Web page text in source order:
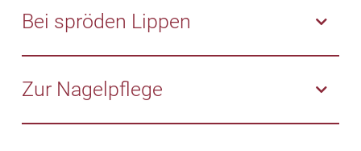
schädlichen Umwelteinflüssen.
feuchtigkeitsspendenden Inhaltsstoffen im Arganöl
und seinen nicht komedogenen Eigenschaften. Die
Schuppenbildung nimmt ab und der Juckreiz lässt
nach.
Bei spröden Lippen
Pflegendes Arganöl erhält die Lippen geschmeidig
und spendet rissigen, spröden Lippen nachhaltige
Feuchtigkeit.
Zur Nagelpflege
Arganöl schützt und nährt Nägel und Nagelhaut. Bei